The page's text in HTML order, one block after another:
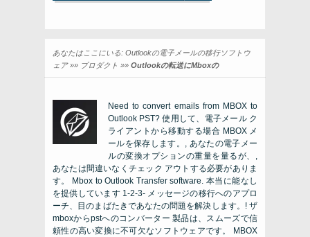
あなたはここにいる: Outlookの電子メールの移行ソフトウ
ェア»» プロダクト »» Outlookの転送にMboxの
Need to convert emails from MBOX to
Outlook PST?使用して、電子メール ク
ライアントから移動する場合 MBOXメ
ールを保存します。, あなたの電子メー
ルの変換オプションの重量を量るが、,
あなたは間違いなくチェック アウトする必要がありま
す。
Mbox to Outlook Transfer software. 本当に能なし
を提供しています 1-2-3- メッセージの移行へのアプロ
ーチ、目のまばたきであなたの問題を解決します。! ザ
mboxからpstへのコンバーター製品は、スムーズで信
頼性の高い変換に不可欠なソフトウェアです。
MBOX